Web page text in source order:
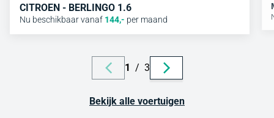
CITROEN - BERLINGO 1.6
Nu beschikbaar vanaf 144,- per maand
1 / 3
Bekijk alle voertuigen